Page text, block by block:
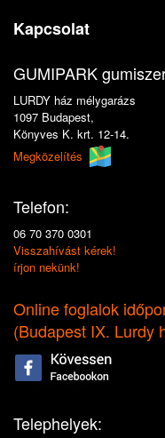
Kapcsolat
GUMIPARK
LURDY ház mélygarázs
1097 Budapest,
Könyves K. krt. 12-14.
Megközelítés
Telefon:
06 70 370 0301
Visszahívást kérek!
írjon nekünk!
Online foglalok
(Budapest IX. Lurdy
Telephelyek: